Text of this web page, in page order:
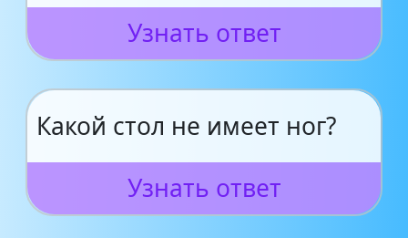
Узнать ответ
Какой стол не имеет ног?
Узнать ответ